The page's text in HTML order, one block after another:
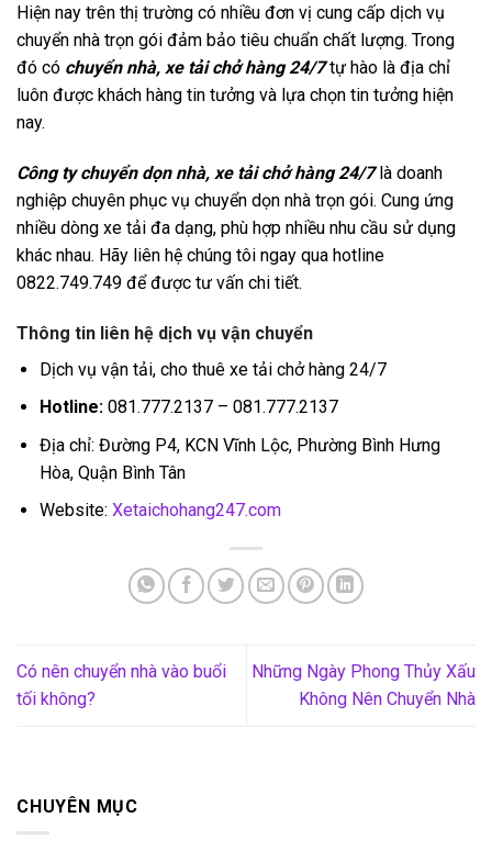
Hiện nay trên thị trường có nhiều đơn vị cung cấp dịch vụ
chuyển nhà trọn gói đảm bảo tiêu chuẩn chất lượng. Trong
đó có chuyển nhà, xe tải chở hàng 24/7tự hào là địa chỉ
luôn được khách hàng tin tưởng và lựa chọn tin tưởng hiện
nay.
Công ty chuyển dọn nhà, xe tải chở hàng 24/7là doanh
nghiệp chuyên phục vụ chuyển dọn nhà trọn gói. Cung ứng
nhiều dòng xe tải đa dạng, phù hợp nhiều nhu cầu sử dụng
khác nhau. Hãy liên hệ chúng tôi ngay qua hotline
0822.749.749 để được tư vấn chi tiết.
Thông tin liên hệ dịch vụ vận chuyển
Dịch vụ vận tải, cho thuê xe tải chở hàng 24/7
Hotline:081.777.2137 – 081.777.2137
Địa chỉ: Đường P4, KCN Vĩnh Lộc, Phường Bình Hưng
Hòa, Quận Bình Tân
Website: Xetaichohang247.com
Có nên chuyển nhà vào buổi
tối không?
Những Ngày Phong Thủy Xấu
Không Nên Chuyển Nhà
CHUYÊN MỤC